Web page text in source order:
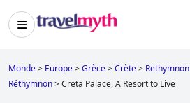
Monde> Europe>Grèce>Crète> Rethymnon
Réthymnon>Creta Palace, A Resort to Live